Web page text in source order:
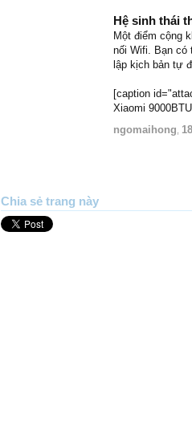
Hệ sinh thái
Một điểm cộng
nối Wifi. Bạn có
lập kịch bản tự
[caption
Xiaomi
ngomaihong
Chia sẻ trang này